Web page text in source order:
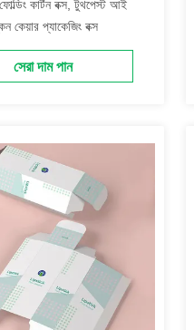
কার্টন বক্স, টুথপেস্ট আই
কেয়ার প্যাকেজিং বক্স
সেরা দাম পান